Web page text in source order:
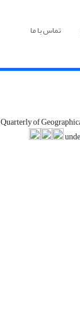
تماس با ما
Quarterly of